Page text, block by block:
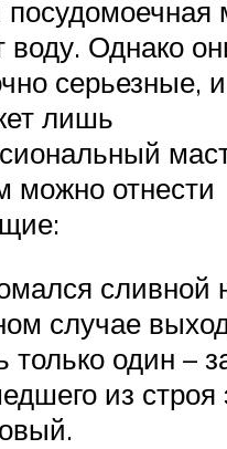
воду. Однако
серьезные,
лишь
можно отнести
сливной
случае
только один –
из строя